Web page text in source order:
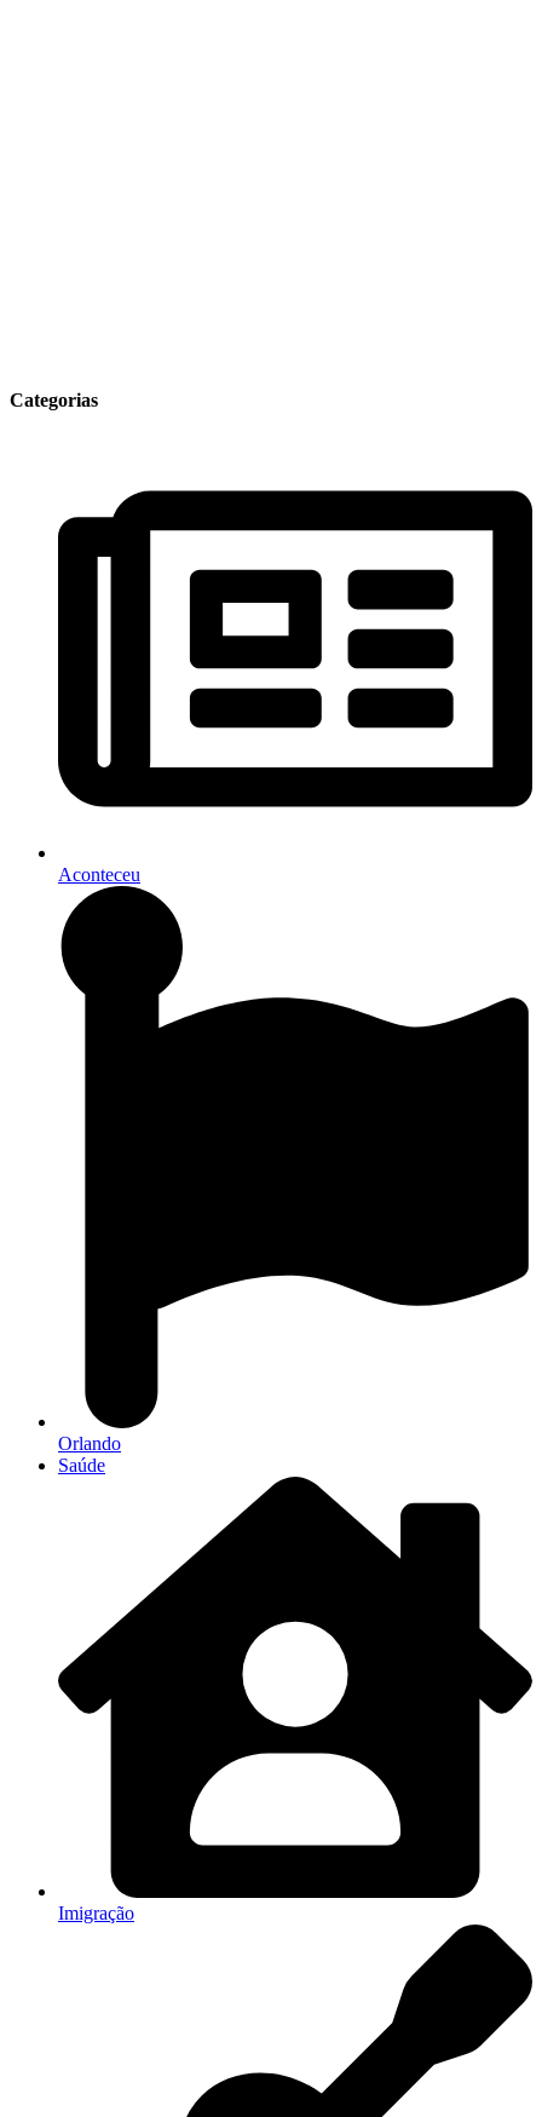
Categorias
Aconteceu
Orlando
Saúde
Imigração